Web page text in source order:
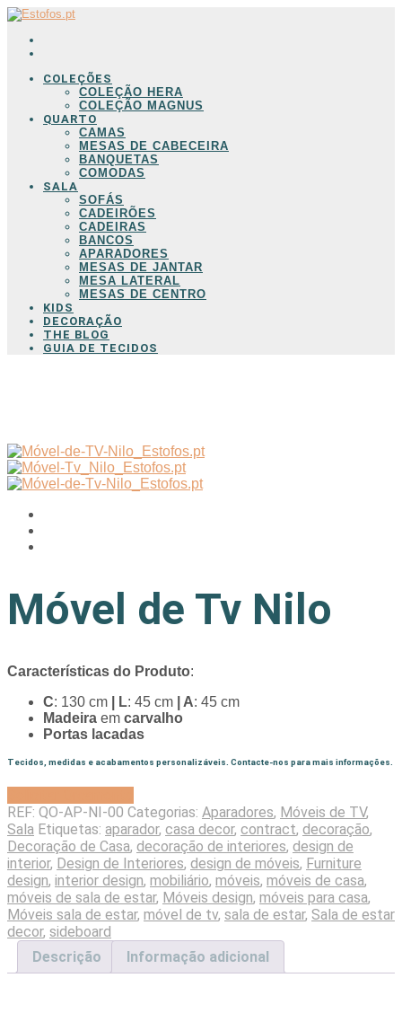
COLEÇÕES
COLEÇÃO HERA
COLEÇÃO MAGNUS
QUARTO
CAMAS
MESAS DE CABECEIRA
BANQUETAS
COMODAS
SALA
SOFÁS
CADEIRÕES
CADEIRAS
BANCOS
APARADORES
MESAS DE JANTAR
MESA LATERAL
MESAS DE CENTRO
KIDS
DECORAÇÃO
THE BLOG
GUIA DE TECIDOS
Móvel de Tv Nilo
Características do Produto:
C: 130 cm | L: 45 cm | A: 45 cm
Madeira em carvalho
Portas lacadas
Tecidos, medidas e acabamentos personalizáveis. Contacte-nos para mais informações.
REF: QO-AP-NI-00 Categorias: Aparadores, Móveis de TV,
Sala Etiquetas: aparador, casa decor, contract, decoração,
Decoração de Casa, decoração de interiores, design de
interior, Design de Interiores, design de móveis, Furniture
design, interior design, mobiliário, móveis, móveis de casa,
móveis de sala de estar, Móveis design, móveis para casa,
Móveis sala de estar, móvel de tv, sala de estar, Sala de estar
decor, sideboard
Descrição
Informação adicional